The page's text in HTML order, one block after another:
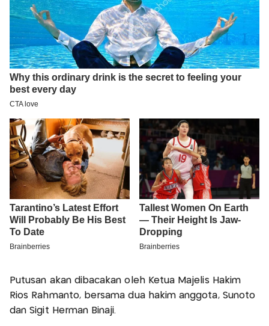
Putusan akan dibacakan oleh Ketua Majelis Hakim
Rios Rahmanto, bersama dua hakim anggota, Sunoto
dan Sigit Herman Binaji.